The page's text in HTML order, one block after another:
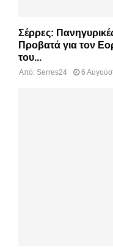
Σέρρες:
Προβατά για τον
του...
Από: Serres24 6